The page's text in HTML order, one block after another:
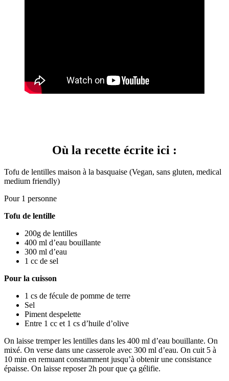
Où la recette écrite ici :
Tofu de lentilles maison à la basquaise (Vegan, sans gluten, medical
medium friendly)
Pour 1 personne
Tofu de lentille
200g de lentilles
400 ml d’eau bouillante
300 ml d’eau
1 cc de sel
Pour la cuisson
1 cs de fécule de pomme de terre
Sel
Piment despelette
Entre 1 cc et 1 cs d’huile d’olive
On laisse tremper les lentilles dans les 400 ml d’eau bouillante. On
mixé. On verse dans une casserole avec 300 ml d’eau. On cuit 5 à
10 min en remuant constamment jusqu’à obtenir une consistance
épaisse. On laisse reposer 2h pour que ça gélifie.